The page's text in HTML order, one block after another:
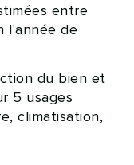
entre
l'année de
du bien et
5 usages
climatisation,